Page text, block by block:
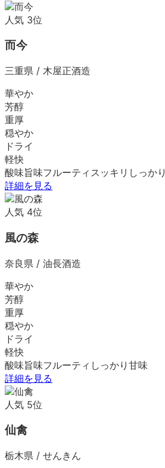
人気 3位
而今
三重県 / 木屋正酒造
華やか
芳醇
重厚
穏やか
ドライ
軽快
酸味旨味フルーティ スッキリ しっかり
詳細を見る
人気 4位
風の森
奈良県 / 油長酒造
華やか
芳醇
重厚
穏やか
ドライ
軽快
酸味旨味フルーティ しっかり 甘味
詳細を見る
人気 5位
仙禽
栃木県 / せんきん